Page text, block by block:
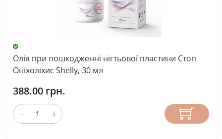
Олія при пошкодженні нігтьової пластини Стоп
Оніхоліхис Shelly, 30 мл
388.00 грн.